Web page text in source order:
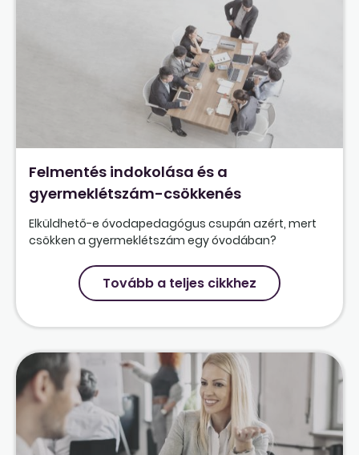
Felmentés indokolása és a
gyermeklétszám-csökkenés
Elküldhető-e óvodapedagógus csupán azért, mert
csökken a gyermeklétszám egy óvodában?
Tovább a teljes cikkhez